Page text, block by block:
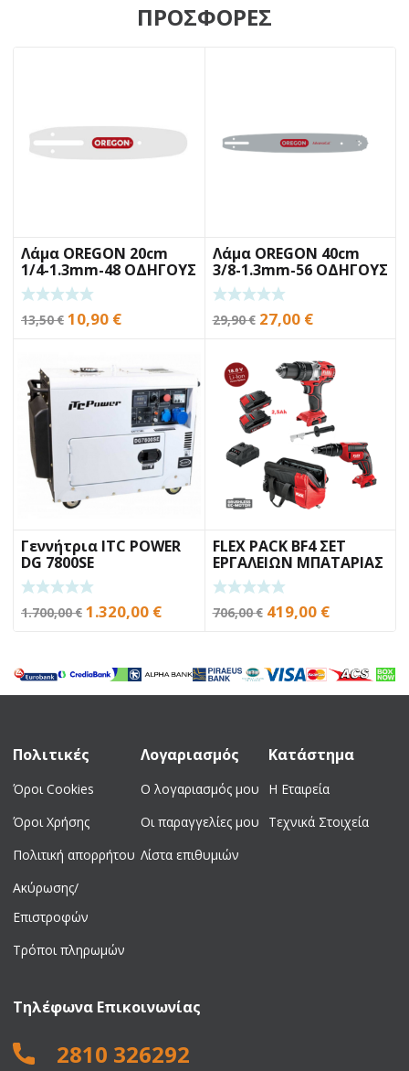
ΠΡΟΣΦΟΡΕΣ
Λάμα OREGON 20cm
1/4-1.3mm-48 ΟΔΗΓΟΥΣ
13,50€ Original
13,50 €.
10,90 €Η
είναι:
10,90 €.
Λάμα OREGON 40cm
3/8-1.3mm-56 ΟΔΗΓΟΥΣ
29,90€ Original
was:
29,90 €.
27,00 €Η
τιμή
είναι:
27,00 €.
Γεννήτρια ITC POWER
DG 7800SE
1.700,00€ Original
1.700,00 €.
1.320,00 €Η
είναι:
1.320,00 €.
FLEX PACK BF4 ΣΕΤ
ΕΡΓΑΛΕΙΩΝ ΜΠΑΤΑΡΙΑΣ
706,00€ Original
706,00 €.
419,00 €Η
είναι:
419,00 €.
Πολιτικές
Όροι Cookies
Όροι Χρήσης
Πολιτική απορρήτου
Ακύρωσης/
Επιστροφών
Τρόποι πληρωμών
Λογαριασμός
Ο λογαριασμός μου
Οι παραγγελίες μου
Λίστα επιθυμιών
Κατάστημα
Η Εταιρεία
Τεχνικά Στοιχεία
Τηλέφωνα Επικοινωνίας
2810 326292